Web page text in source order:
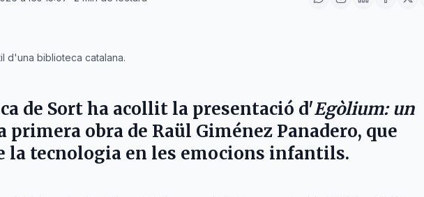
d'una biblioteca catalana.
de Sortha acollit la presentació d'Egòlium: un
primera obra de Raül Giménez Panadero, que
la tecnologia en les emocions infantils.